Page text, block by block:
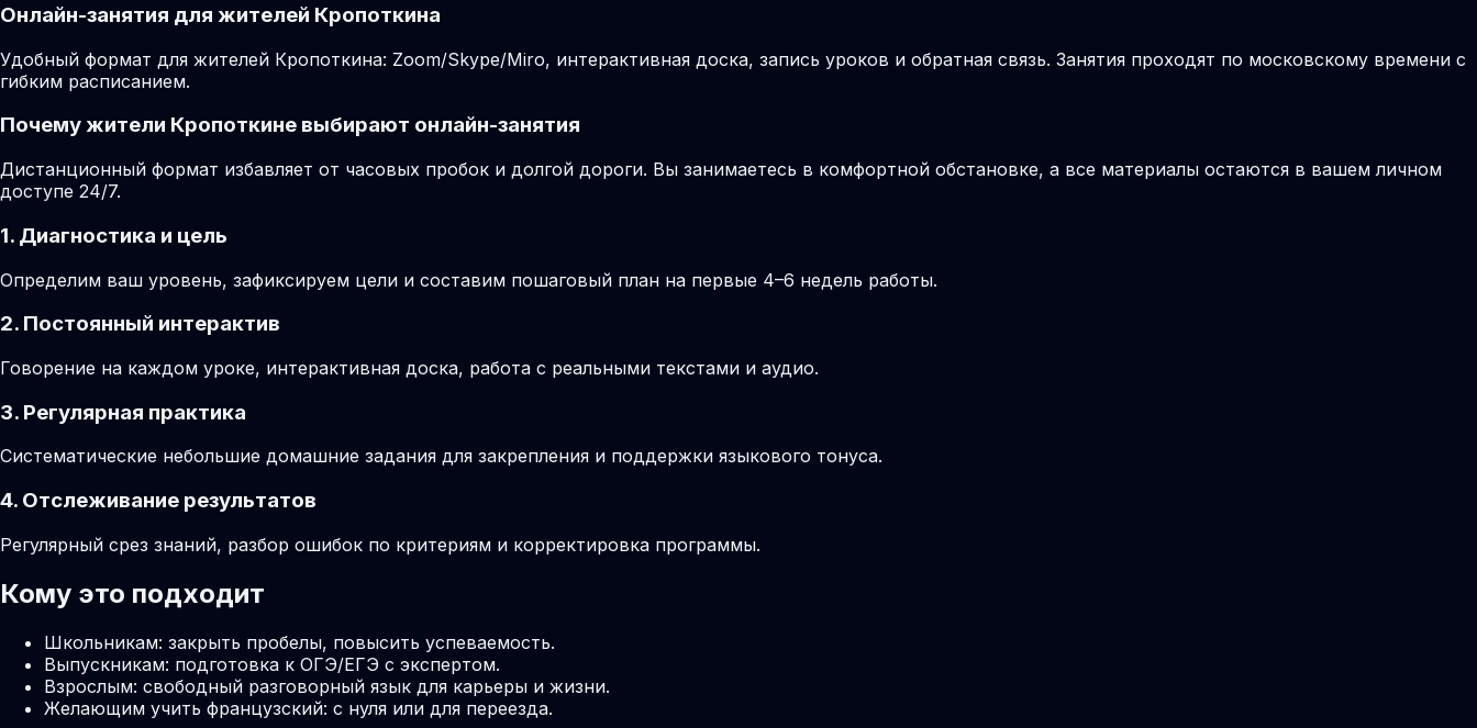
Онлайн-занятия для жителей Кропоткина
Удобный формат для жителей Кропоткина: Zoom/Skype/Miro, интерактивная доска, запись уроков и обратная связь. Занятия проходят по московскому времени с
гибким расписанием.
Почему жители Кропоткине выбирают онлайн-занятия
Дистанционный формат избавляет от часовых пробок и долгой дороги. Вы занимаетесь в комфортной обстановке, а все материалы остаются в вашем личном
доступе 24/7.
1. Диагностика и цель
Определим ваш уровень, зафиксируем цели и составим пошаговый план на первые 4–6 недель работы.
2. Постоянный интерактив
Говорение на каждом уроке, интерактивная доска, работа с реальными текстами и аудио.
3. Регулярная практика
Систематические небольшие домашние задания для закрепления и поддержки языкового тонуса.
4. Отслеживание результатов
Регулярный срез знаний, разбор ошибок по критериям и корректировка программы.
Кому это подходит
Школьникам: закрыть пробелы, повысить успеваемость.
Выпускникам: подготовка к ОГЭ/ЕГЭ с экспертом.
Взрослым: свободный разговорный язык для карьеры и жизни.
Желающим учить французский: с нуля или для переезда.